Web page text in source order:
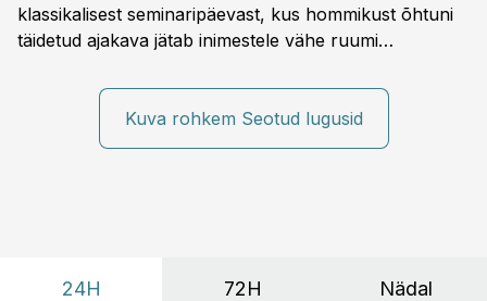
klassikalisest seminaripäevast, kus hommikust õhtuni
täidetud ajakava jätab inimestele vähe ruumi
räägitakse, miks otsivad ettevõtted üha enam paikasid,
kus keskkond ise aitaks inimesed töörežiimist välja
tuua ning looks võimaluse rahulikumaks ja
Kuva rohkem Seotud lugusid
24H 72H Nädal